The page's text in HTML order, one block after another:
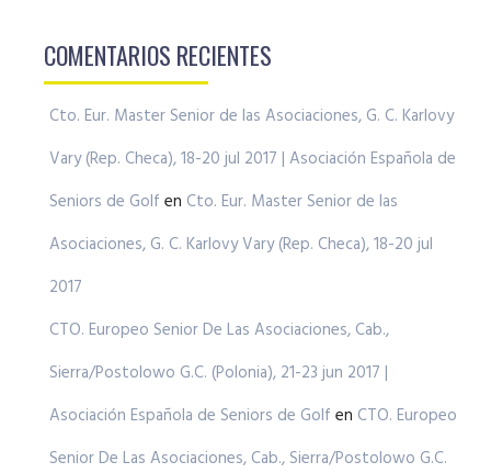
COMENTARIOS RECIENTES
Cto. Eur. Master Senior de las Asociaciones, G. C. Karlovy
Vary (Rep. Checa), 18-20 jul 2017 | Asociación Española de
Seniors de Golf en Cto. Eur. Master Senior de las
Asociaciones, G. C. Karlovy Vary (Rep. Checa), 18-20 jul
2017
CTO. Europeo Senior De Las Asociaciones, Cab.,
Sierra/Postolowo G.C. (Polonia), 21-23 jun 2017 |
Asociación Española de Seniors de Golf en CTO. Europeo
Senior De Las Asociaciones, Cab., Sierra/Postolowo G.C.